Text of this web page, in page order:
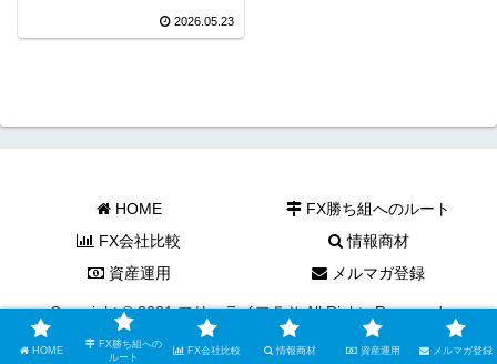
2026.05.23
HOME
FX勝ち組へのルート
FX会社比較
情報商材
資産運用
メルマガ登録
Copyright © 2021 フリーライフＦＸ All Rights Reserved.
HOME
FX勝ち組への
ルート
FX会社比較 情報商材 資産運用 メルマガ登録